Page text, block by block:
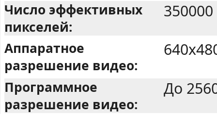
Число эффективных
пикселей:
350000
Аппаратное
разрешение видео:
Программное
разрешение видео:
До